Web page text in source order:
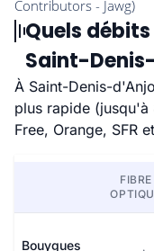
Quels
Saint-
À Saint-Denis-
plus rapide (jusqu'à
Free, Orange, SFR
FIBRE
Bouygues